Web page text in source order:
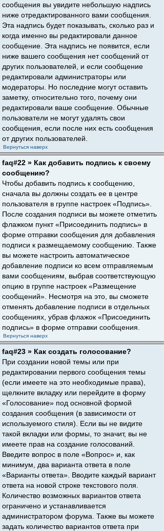
сообщения вы увидите небольшую надпись
ниже отредактированного вами сообщения.
Эта надпись будет показывать, сколько раз и
когда именно вы редактировали данное
сообщение. Эта надпись не появится, если
ниже вашего сообщения нет сообщений от
других пользователей, и если сообщение
редактировали администраторы или
модераторы. Но последние могут оставить
заметку, относительно того, почему они
редактировали ваше сообщение. Обычные
пользователи не могут удалять свои
сообщения, если после них есть сообщения
от других пользователей.
Вернуться наверх
faq#22 » Как добавить подпись к своему
сообщению?
Чтобы добавить подпись к сообщению,
сначала вы должны создать ее в центре
пользователя в группе настроек «Подпись».
После создания подписи вы можете отметить
флажком пункт «Присоединить подпись» в
форме отправки сообщения для добавления
подписи к размещаемому сообщению. Также
вы можете настроить автоматическое
добавление подписи ко всем отправляемым
вами сообщениям, выбрав соответствующую
опцию в группе настроек «Размещение
сообщений». Несмотря на это, вы сможете
отменять добавление подписи в отдельных
сообщениях, убрав флажок «Присоединить
подпись» в форме отправки сообщения.
Вернуться наверх
faq#23 » Как создать голосование?
При создании новой темы или при
редактировании первого сообщения темы
(если имеете на это необходимые права),
щелкните вкладку или перейдите в форму
«Голосование» под основной формой
создания сообщения (в зависимости от
используемого стиля). Если вы не видите
такой вкладки или формы, то значит, вы не
имеете прав на создание голосований.
Введите вопрос в поле «Вопрос» и, как
минимум, два варианта ответа в поле
«Варианты ответа». Вводите каждый вариант
ответа на новой строке текстового поля.
Количество возможных вариантов ответа
ограничено и устанавливается
администратором форума. Также вы можете
задать количество вариантов ответа при